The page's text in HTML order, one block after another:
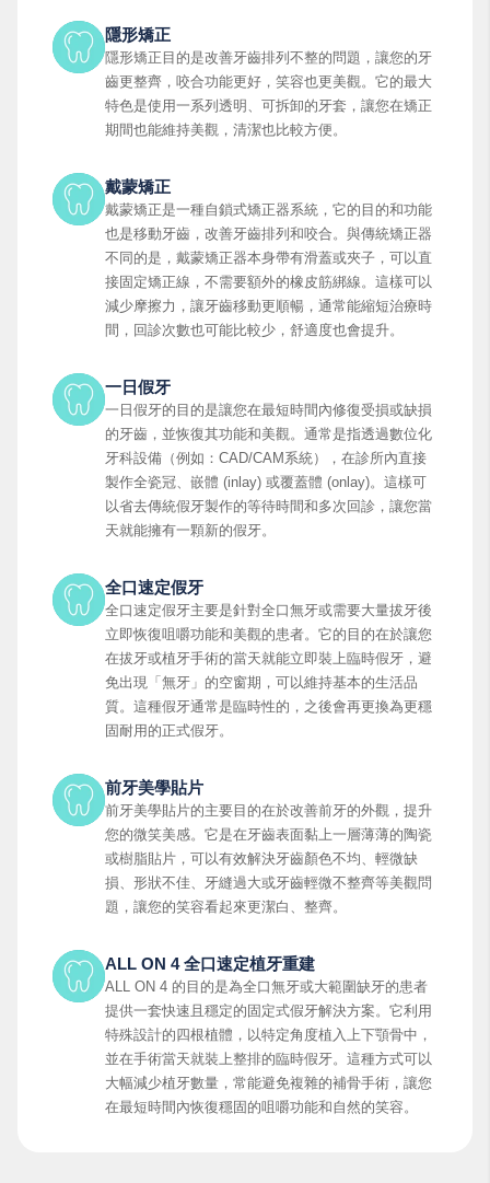
隱形矯正
隱形矯正目的是改善牙齒排列不整的問題，讓您的牙
齒更整齊，咬合功能更好，笑容也更美觀。它的最大
特色是使用一系列透明、可拆卸的牙套，讓您在矯正
期間也能維持美觀，清潔也比較方便。
戴蒙矯正
戴蒙矯正是一種自鎖式矯正器系統，它的目的和功能
也是移動牙齒，改善牙齒排列和咬合。與傳統矯正器
不同的是，戴蒙矯正器本身帶有滑蓋或夾子，可以直
接固定矯正線，不需要額外的橡皮筋綁線。這樣可以
減少摩擦力，讓牙齒移動更順暢，通常能縮短治療時
間，回診次數也可能比較少，舒適度也會提升。
一日假牙
一日假牙的目的是讓您在最短時間內修復受損或缺損
的牙齒，並恢復其功能和美觀。通常是指透過數位化
牙科設備（例如：CAD/CAM系統），在診所內直接
製作全瓷冠、嵌體 (inlay) 或覆蓋體 (onlay)。這樣可
以省去傳統假牙製作的等待時間和多次回診，讓您當
天就能擁有一顆新的假牙。
全口速定假牙
全口速定假牙主要是針對全口無牙或需要大量拔牙後
立即恢復咀嚼功能和美觀的患者。它的目的在於讓您
在拔牙或植牙手術的當天就能立即裝上臨時假牙，避
免出現「無牙」的空窗期，可以維持基本的生活品
質。這種假牙通常是臨時性的，之後會再更換為更穩
固耐用的正式假牙。
前牙美學貼片
前牙美學貼片的主要目的在於改善前牙的外觀，提升
您的微笑美感。它是在牙齒表面黏上一層薄薄的陶瓷
或樹脂貼片，可以有效解決牙齒顏色不均、輕微缺
損、形狀不佳、牙縫過大或牙齒輕微不整齊等美觀問
題，讓您的笑容看起來更潔白、整齊。
ALL ON 4 全口速定植牙重建
ALL ON 4 的目的是為全口無牙或大範圍缺牙的患者
提供一套快速且穩定的固定式假牙解決方案。它利用
特殊設計的四根植體，以特定角度植入上下顎骨中，
並在手術當天就裝上整排的臨時假牙。這種方式可以
大幅減少植牙數量，常能避免複雜的補骨手術，讓您
在最短時間內恢復穩固的咀嚼功能和自然的笑容。